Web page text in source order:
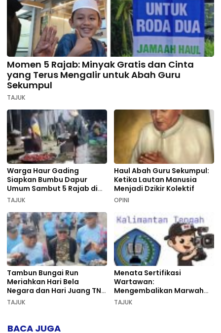
Momen 5 Rajab: Minyak Gratis dan Cinta
yang Terus Mengalir untuk Abah Guru
Sekumpul
TAJUK
Warga Haur Gading
Siapkan Bumbu Dapur
Umum Sambut 5 Rajab di
Sekumpul
TAJUK
Haul Abah Guru Sekumpul:
Ketika Lautan Manusia
Menjadi Dzikir Kolektif
OPINI
Tambun Bungai Run
Meriahkan Hari Bela
Negara dan Hari Juang TNI
AD di Palangka Raya
TAJUK
Menata Sertifikasi
Wartawan:
Mengembalikan Marwah
Pers dan Keadilan
TAJUK
BACA JUGA